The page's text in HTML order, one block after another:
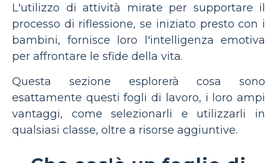
L'utilizzo di attività mirate per supportare il
processo di riflessione, se iniziato presto con i
bambini, fornisce loro l'intelligenza emotiva
per affrontare le sfide della vita.
Questa sezione esplorerà cosa sono
esattamente questi fogli di lavoro, i loro ampi
vantaggi, come selezionarli e utilizzarli in
qualsiasi classe, oltre a risorse aggiuntive.